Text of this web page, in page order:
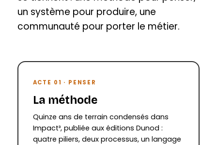
un système pour produire, une
communauté pour porter le métier.
ACTE 01 · PENSER
La méthode
Quinze ans de terrain condensés dans
Impact³, publiée aux éditions Dunod :
quatre piliers, deux processus, un langage